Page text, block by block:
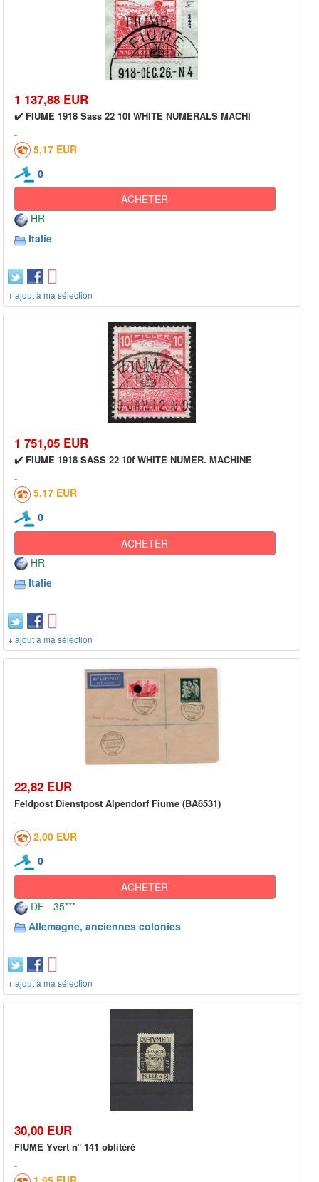
1 137,88 EUR
✔️ FIUME 1918 Sass 22 10f WHITE NUMERALS MACHI
5,17 EUR
0
ACHETER
HR
Italie
+ ajout à ma sélection
1 751,05 EUR
✔️ FIUME 1918 SASS 22 10f WHITE NUMER. MACHINE
5,17 EUR
0
ACHETER
HR
Italie
+ ajout à ma sélection
22,82 EUR
Feldpost Dienstpost Alpendorf Fiume (BA6531)
2,00 EUR
0
ACHETER
DE - 35***
Allemagne, anciennes colonies
+ ajout à ma sélection
30,00 EUR
FIUME Yvert n° 141 oblitéré